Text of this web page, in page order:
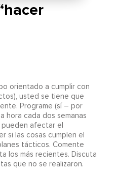
orientado a cumplir con
usted se tiene que
Programe (sí – por
hora cada dos semanas
afectar el
si las cosas cumplen el
tácticos. Comente
los más recientes. Discuta
que no se realizaron.